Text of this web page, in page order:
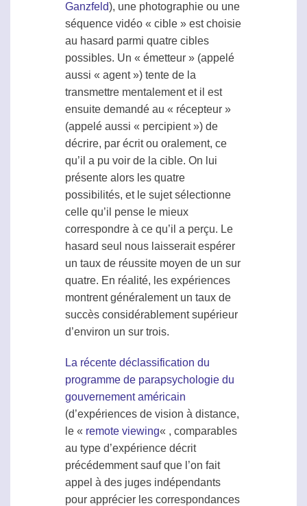
Ganzfeld), une photographie ou une
séquence vidéo « cible » est choisie
au hasard parmi quatre cibles
possibles. Un « émetteur » (appelé
aussi « agent ») tente de la
transmettre mentalement et il est
ensuite demandé au « récepteur »
(appelé aussi « percipient ») de
décrire, par écrit ou oralement, ce
qu’il a pu voir de la cible. On lui
présente alors les quatre
possibilités, et le sujet sélectionne
celle qu’il pense le mieux
correspondre à ce qu’il a perçu. Le
hasard seul nous laisserait espérer
un taux de réussite moyen de un sur
quatre. En réalité, les expériences
montrent généralement un taux de
succès considérablement supérieur
d’environ un sur trois.
La récente déclassification du
programme de parapsychologie du
gouvernement américain
(d’expériences de vision à distance,
le « remote viewing« , comparables
au type d’expérience décrit
précédemment sauf que l’on fait
appel à des juges indépendants
pour apprécier les correspondances